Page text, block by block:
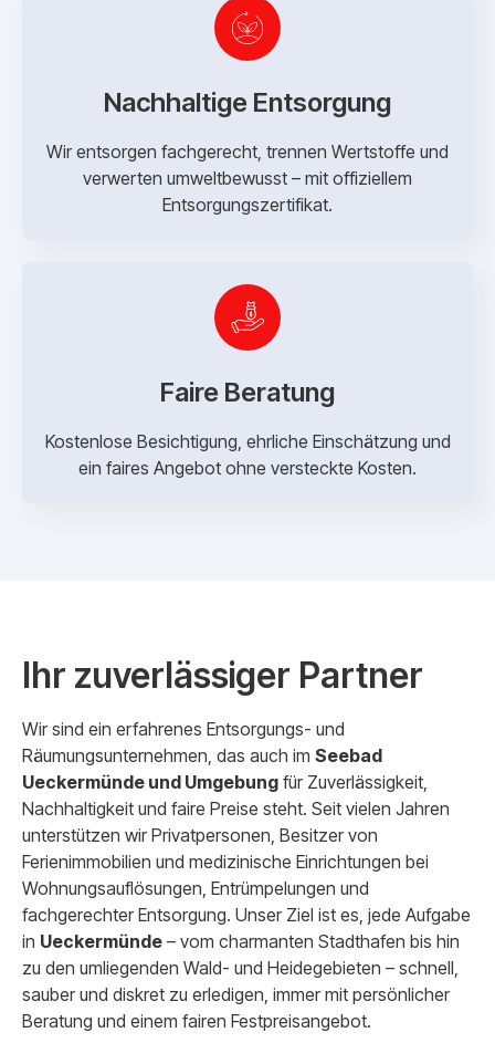
Nachhaltige Entsorgung
Wir entsorgen fachgerecht, trennen Wertstoffe und
verwerten umweltbewusst – mit offiziellem
Entsorgungszertifikat.
Faire Beratung
Kostenlose Besichtigung, ehrliche Einschätzung und
ein faires Angebot ohne versteckte Kosten.
Ihr zuverlässiger Partner
Wir sind ein erfahrenes Entsorgungs- und
Räumungsunternehmen, das auch im Seebad
Ueckermünde und Umgebung für Zuverlässigkeit,
Nachhaltigkeit und faire Preise steht. Seit vielen Jahren
unterstützen wir Privatpersonen, Besitzer von
Ferienimmobilien und medizinische Einrichtungen bei
Wohnungsauflösungen, Entrümpelungen und
fachgerechter Entsorgung. Unser Ziel ist es, jede Aufgabe
in Ueckermünde – vom charmanten Stadthafen bis hin
zu den umliegenden Wald- und Heidegebieten – schnell,
sauber und diskret zu erledigen, immer mit persönlicher
Beratung und einem fairen Festpreisangebot.